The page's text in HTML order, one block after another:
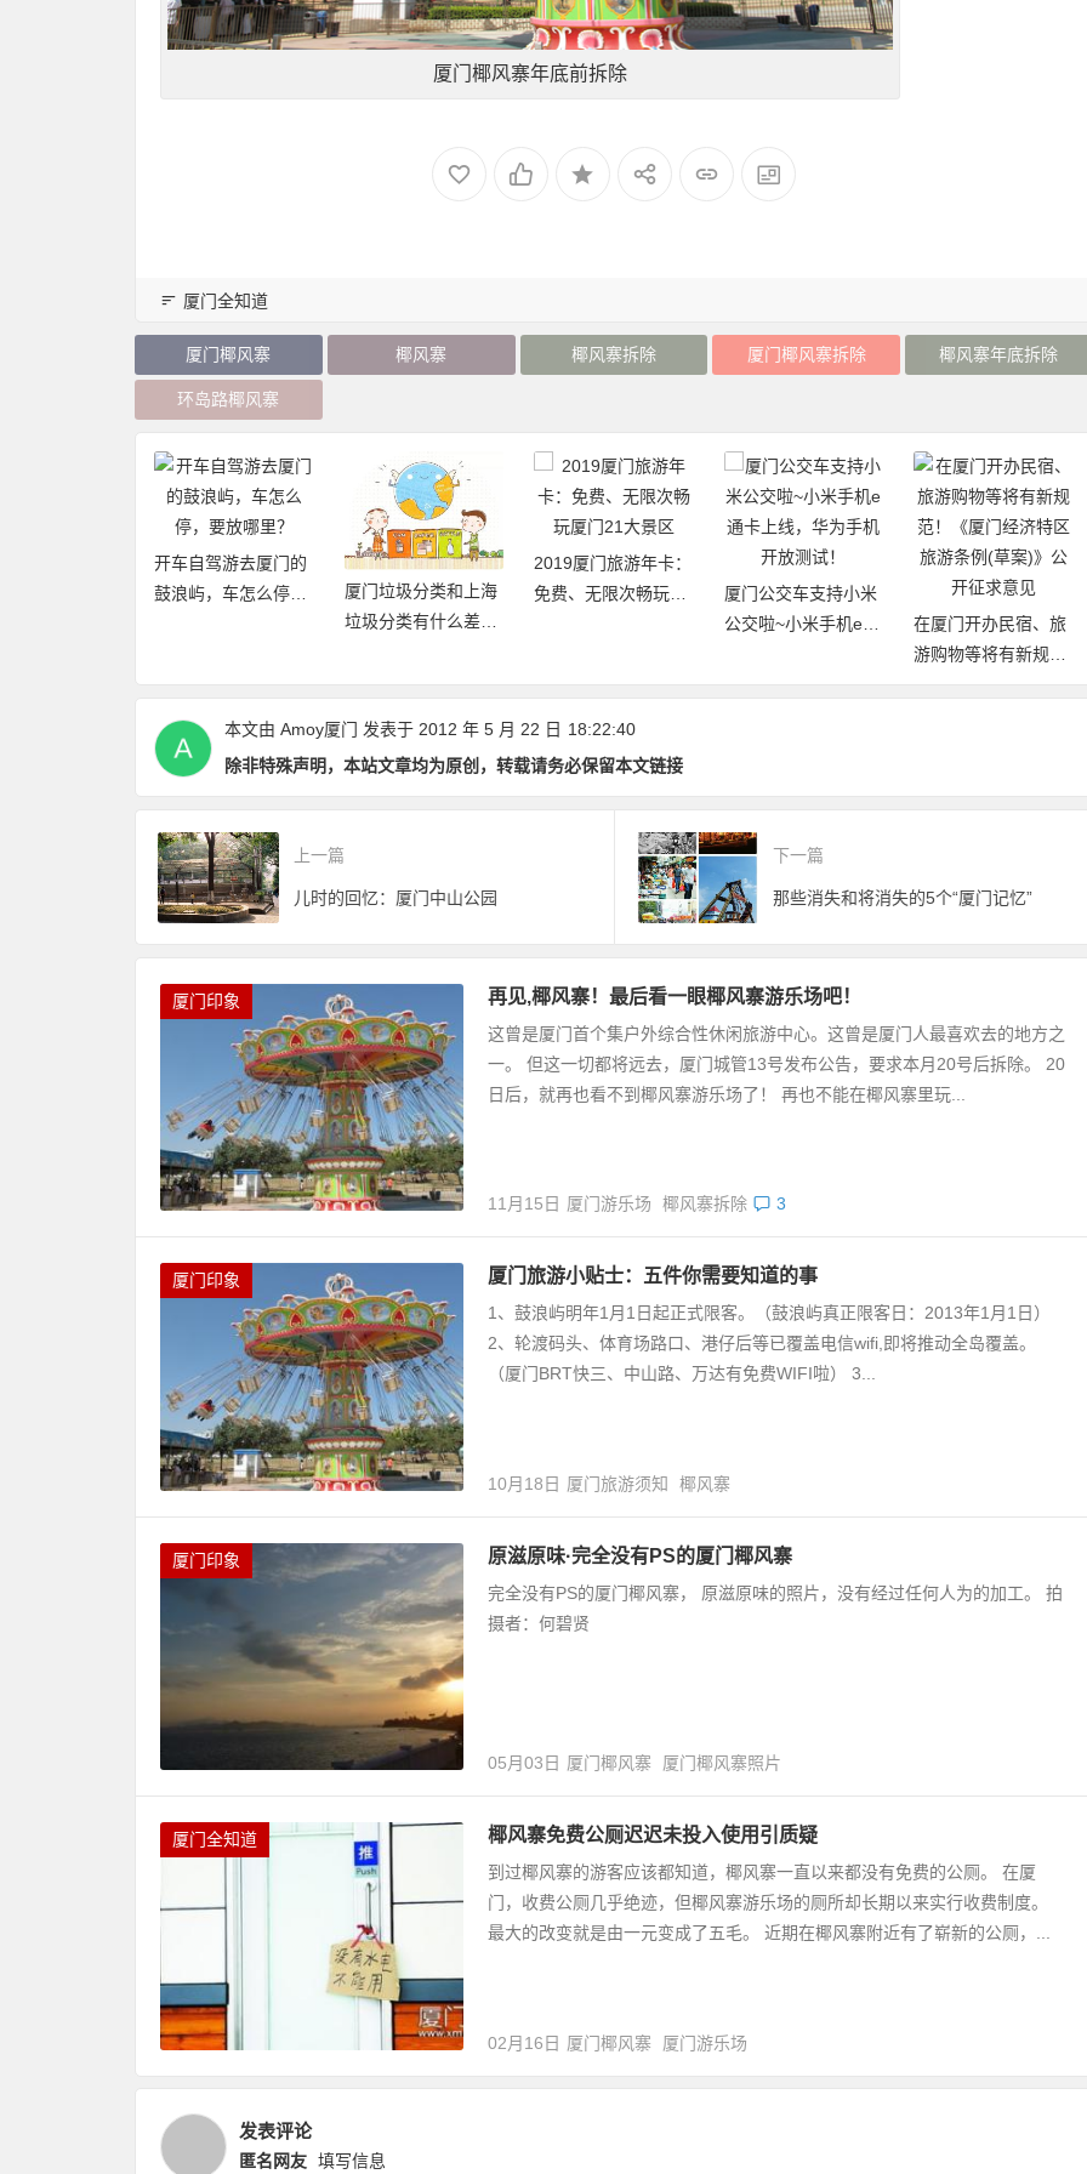
厦门椰风寨年底前拆除
厦门全知道
厦门椰风寨 椰风寨 椰风寨拆除 厦门椰风寨拆除 椰风寨年底拆除
环岛路椰风寨
开车自驾游去厦门的
鼓浪屿，车怎么停，
厦门垃圾分类和上海
垃圾分类有什么差异
2019厦门旅游年卡：
免费、无限次畅玩厦
厦门公交车支持小米
公交啦~小米手机e通
放测试！
在厦门开办民宿、旅
游购物等将有新规
范！《厦门经济特区
本文由 Amoy厦门 发表于 2012 年 5 月 22 日 18:22:40
除非特殊声明，本站文章均为原创，转载请务必保留本文链接
上一篇
儿时的回忆：厦门中山公园
下一篇
那些消失和将消失的5个“厦门记忆”
厦门印象 再见,椰风寨！最后看一眼椰风寨游乐场吧！
这曾是厦门首个集户外综合性休闲旅游中心。这曾是厦门人最喜欢去的地方之
一。 但这一切都将远去，厦门城管13号发布公告，要求本月20号后拆除。 20
日后，就再也看不到椰风寨游乐场了！ 再也不能在椰风寨里玩...
11月15日 厦门游乐场 椰风寨拆除 3
厦门印象 厦门旅游小贴士：五件你需要知道的事
1、鼓浪屿明年1月1日起正式限客。（鼓浪屿真正限客日：2013年1月1日）
2、轮渡码头、体育场路口、港仔后等已覆盖电信wifi,即将推动全岛覆盖。
（厦门BRT快三、中山路、万达有免费WIFI啦） 3...
10月18日 厦门旅游须知 椰风寨
厦门印象 原滋原味·完全没有PS的厦门椰风寨
完全没有PS的厦门椰风寨， 原滋原味的照片，没有经过任何人为的加工。 拍
摄者：何碧贤
05月03日 厦门椰风寨 厦门椰风寨照片
厦门全知道 椰风寨免费公厕迟迟未投入使用引质疑
到过椰风寨的游客应该都知道，椰风寨一直以来都没有免费的公厕。 在厦
门，收费公厕几乎绝迹，但椰风寨游乐场的厕所却长期以来实行收费制度。
最大的改变就是由一元变成了五毛。 近期在椰风寨附近有了崭新的公厕，...
02月16日 厦门椰风寨 厦门游乐场
发表评论
匿名网友 填写信息